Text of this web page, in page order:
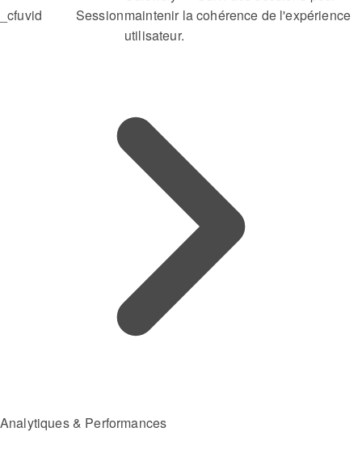
_cfuvid Sessionmaintenir la cohérence de l'expérience
utilisateur.
Analytiques & Performances